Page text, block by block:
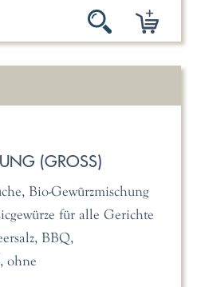
(GROSS)
Bio-Gewürzmischung
für alle Gerichte
BBQ,
ohne